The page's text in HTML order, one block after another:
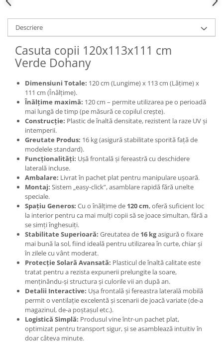
Descriere
Casuta copii 120x113x111 cm
Verde Dohany
Dimensiuni Totale: 120 cm (Lungime) x 113 cm (Lățime) x
111 cm (Înălțime).
Înălțime maximă: 120 cm – permite utilizarea pe o perioadă
mai lungă de timp (pe măsură ce copilul crește).
Construcție: Plastic de înaltă densitate, rezistent la raze UV și
intemperii.
Greutate Produs: 16 kg (asigură stabilitate sporită față de
modelele standard).
Funcționalități: Ușă frontală și fereastră cu deschidere
laterală incluse.
Ambalare: Livrat în pachet plat pentru manipulare ușoară.
Montaj: Sistem „easy-click”, asamblare rapidă fără unelte
speciale.
Spațiu Generos: Cu o înălțime de 120 cm, oferă suficient loc
la interior pentru ca mai mulți copii să se joace simultan, fără a
se simți înghesuiți.
Stabilitate Superioară: Greutatea de 16 kgasigură o fixare
mai bună la sol, fiind ideală pentru utilizarea în curte, chiar și
în zilele cu vânt moderat.
Protecție Solară Avansată: Plasticul de înaltă calitate este
tratat pentru a rezista expunerii prelungite la soare,
menținându-și structura și culorile vii an după an.
Detalii Interactive: Ușa frontală și fereastra laterală mobilă
permit o ventilație excelentă și scenarii de joacă variate (de-a
magazinul, de-a poștașul etc.).
Logistică Simplă: Produsul vine într-un pachet plat,
optimizat pentru transport sigur, și se asamblează intuitiv în
doar câteva minute.